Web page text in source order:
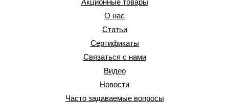
Акционные товары
О нас
Статьи
Сертификаты
Связаться с нами
Видео
Новости
Часто задаваемые вопросы